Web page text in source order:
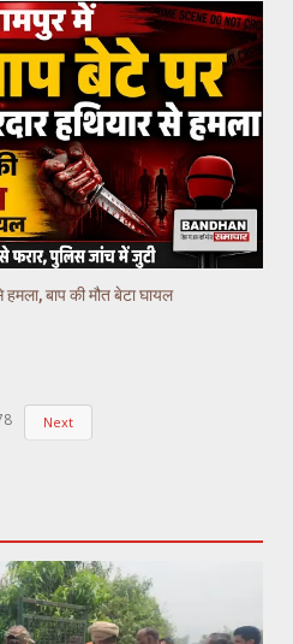
हमला, बाप की मौत बेटा घायल
Next